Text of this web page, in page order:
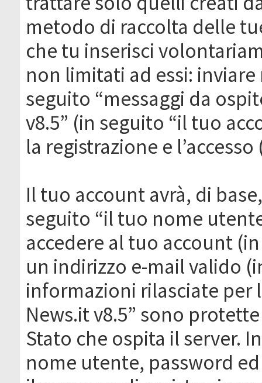
metodo di raccolta delle
che tu inserisci
non limitati ad essi:
seguito “messaggi da
v8.5” (in seguito “il tuo
la registrazione e
Il tuo account avrà, di
seguito “il tuo nome
accedere al tuo account
un indirizzo e-mail valido
informazioni rilasciate per
News.it v8.5” sono
Stato che ospita il server.
nome utente, password